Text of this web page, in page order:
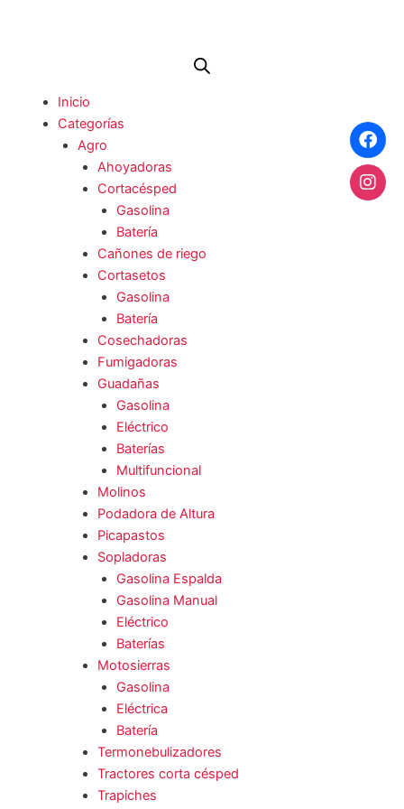
Inicio
Categorías
Agro
Ahoyadoras
Cortacésped
Gasolina
Batería
Cañones de riego
Cortasetos
Gasolina
Batería
Cosechadoras
Fumigadoras
Guadañas
Gasolina
Eléctrico
Baterías
Multifuncional
Molinos
Podadora de Altura
Picapastos
Sopladoras
Gasolina Espalda
Gasolina Manual
Eléctrico
Baterías
Motosierras
Gasolina
Eléctrica
Batería
Termonebulizadores
Tractores corta césped
Trapiches